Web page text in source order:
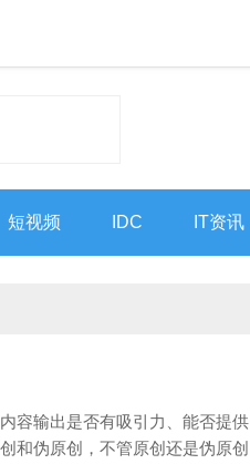
短视频 IDC IT资讯
容输出是否有吸引力、能否提供
和伪原创，不管原创还是伪原创